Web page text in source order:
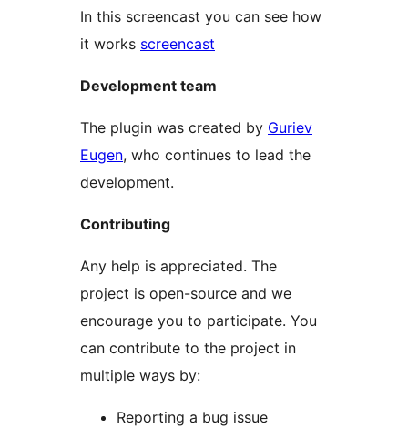
In this screencast you can see how
it works screencast
Development team
The plugin was created by Guriev
Eugen, who continues to lead the
development.
Contributing
Any help is appreciated. The
project is open-source and we
encourage you to participate. You
can contribute to the project in
multiple ways by:
Reporting a bug issue